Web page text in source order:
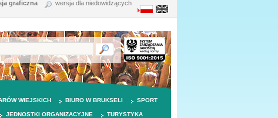
graficzna wersja dla niedowidzących
WIEJSKICH BIURO W BRUKSELI SPORT
JEDNOSTKI ORGANIZACYJNE TURYSTYKA